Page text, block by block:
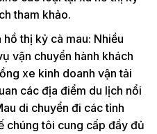
tham khảo.
thị kỷ cà mau: Nhiều
vận chuyển hành khách
xe kinh doanh vận tải
các địa điểm du lịch nổi
di chuyển đi các tỉnh
chúng tôi cung cấp đầy đủ